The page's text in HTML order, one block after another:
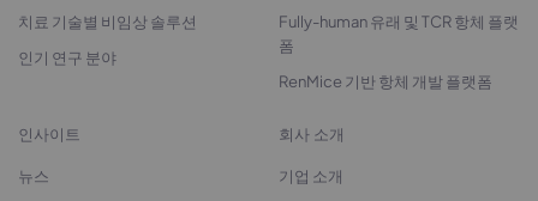
치료 기술별 비임상 솔루션
인기 연구 분야
Fully-human 유래 및 TCR 항체 플랫
폼
RenMice 기반 항체 개발 플랫폼
인사이트
뉴스
회사 소개
기업 소개